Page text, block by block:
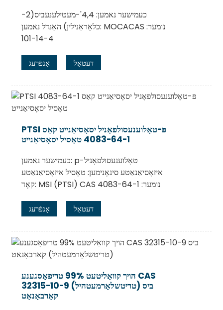
כעמישער נאמען: 4,4'-מעטילענעביס(2-
כלאָראַנילין) האַנדל נאמען: MOCACAS נומער:
101-14-4
אָנפֿרעג דעטאַל
PTSI פּ-טאָלוענעסולפאָניל יסאָסיאַנייט קאַס
4083-64-1 טאָסיל יסאָסיאַנייט
כעמישער נאמען: p-טאָלוענעסולפאָניל
איזאָסיאַנאַטע סינאָנימען: טאָסיל איזאָסיאַנאַטע
קאָד: MSI (PTSI) CAS נומער: 4083-64-1
אָנפֿרעג דעטאַל
הויך קוואַליטעט 99% טריפאָסגענע CAS
32315-10-9 ביס (טריטשלאָרמעטהיל)
קאַרבאָנאַט